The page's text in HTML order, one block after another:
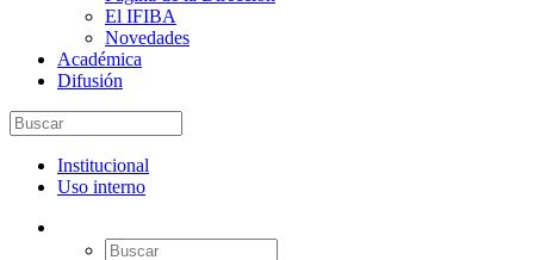
El IFIBA
Novedades
Académica
Difusión
Institucional
Uso interno